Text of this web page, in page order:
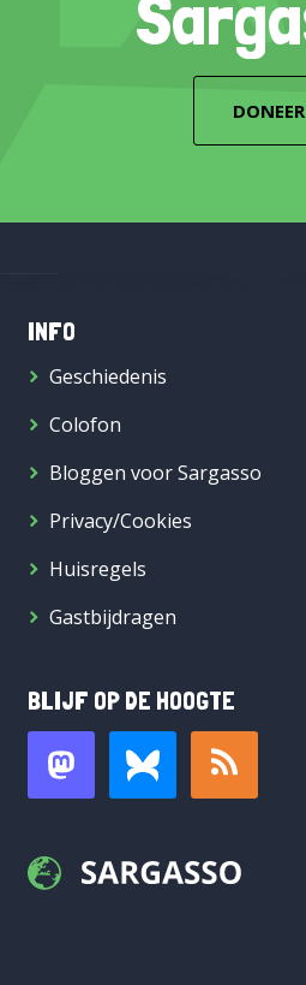
DONEER
INFO
Geschiedenis
Colofon
Bloggen voor Sargasso
Privacy/Cookies
Huisregels
Gastbijdragen
BLIJF OP DE HOOGTE